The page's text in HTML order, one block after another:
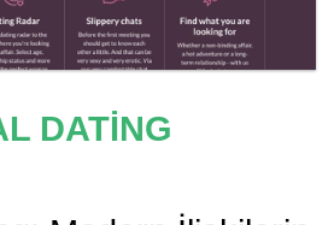
DATING